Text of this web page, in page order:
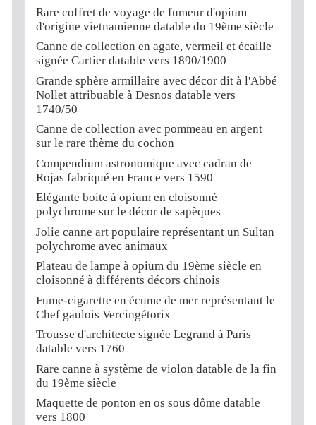
Rare coffret de voyage de fumeur d'opium
d'origine vietnamienne datable du 19ème siècle
Canne de collection en agate, vermeil et écaille
signée Cartier datable vers 1890/1900
Grande sphère armillaire avec décor dit à l'Abbé
Nollet attribuable à Desnos datable vers
1740/50
Canne de collection avec pommeau en argent
sur le rare thème du cochon
Compendium astronomique avec cadran de
Rojas fabriqué en France vers 1590
Elégante boite à opium en cloisonné
polychrome sur le décor de sapèques
Jolie canne art populaire représentant un Sultan
polychrome avec animaux
Plateau de lampe à opium du 19ème siècle en
cloisonné à différents décors chinois
Fume-cigarette en écume de mer représentant le
Chef gaulois Vercingétorix
Trousse d'architecte signée Legrand à Paris
datable vers 1760
Rare canne à système de violon datable de la fin
du 19ème siècle
Maquette de ponton en os sous dôme datable
vers 1800